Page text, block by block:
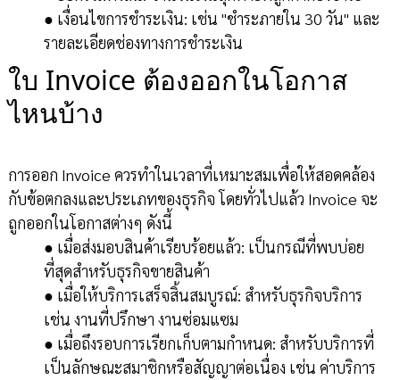
● เงื่อนไขการชำระเงิน: เช่น "ชำระภายใน 30 วัน" และ
รายละเอียดช่องทางการชำระเงิน
ใบ Invoice ต้องออกในโอกาส
ไหนบ้าง
การออก Invoice ควรทำในเวลาที่เหมาะสมเพื่อให้สอดคล้อง
กับข้อตกลงและประเภทของธุรกิจ โดยทั่วไปแล้ว Invoice จะ
ถูกออกในโอกาสต่างๆ ดังนี้
● เมื่อส่งมอบสินค้าเรียบร้อยแล้ว: เป็นกรณีที่พบบ่อย
ที่สุดสำหรับธุรกิจขายสินค้า
● เมื่อให้บริการเสร็จสิ้นสมบูรณ์: สำหรับธุรกิจบริการ
เช่น งานที่ปรึกษา งานซ่อมแซม
● เมื่อถึงรอบการเรียกเก็บตามกำหนด: สำหรับบริการที่
เป็นลักษณะสมาชิกหรือสัญญาต่อเนื่อง เช่น ค่าบริการ